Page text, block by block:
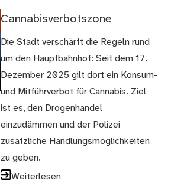
Cannabisverbotszone
Die Stadt verschärft die Regeln rund
um den Hauptbahnhof: Seit dem 17.
Dezember 2025 gilt dort ein Konsum-
und Mitführverbot für Cannabis. Ziel
ist es, den Drogenhandel
einzudämmen und der Polizei
zusätzliche Handlungsmöglichkeiten
zu geben.
Weiterlesen